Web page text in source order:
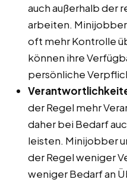
auch außerhalb der
arbeiten.
oft mehr Kontrolle
können ihre
persönliche
der Regel mehr
daher bei Bedarf
leisten. Minijobber
der Regel weniger
weniger Bedarf an